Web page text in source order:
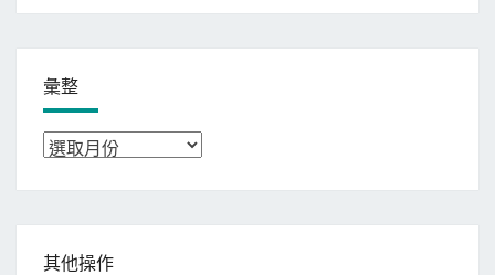
彙整
彙
其他操作